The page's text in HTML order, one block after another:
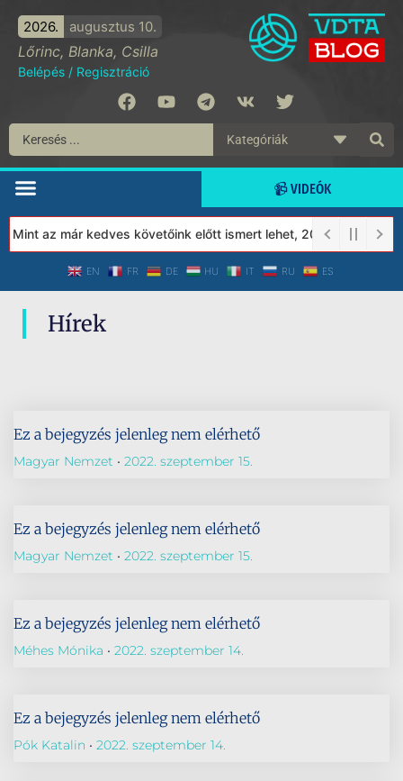
2026. augusztus 10.
Lőrinc, Blanka, Csilla
Belépés / Regisztráció
📹 VIDEÓK
az már kedves követőink előtt ismert lehet, 2023-tól a
EN FR DE HU IT RU ES
Hírek
Ez a bejegyzés jelenleg nem elérhető
Magyar Nemzet 2022. szeptember 15.
Ez a bejegyzés jelenleg nem elérhető
Magyar Nemzet 2022. szeptember 15.
Ez a bejegyzés jelenleg nem elérhető
Méhes Mónika 2022. szeptember 14.
Ez a bejegyzés jelenleg nem elérhető
Pók Katalin 2022. szeptember 14.